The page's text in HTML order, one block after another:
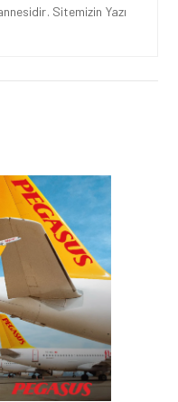
Sitemizin Yazı
• 08 AĞU 2026
YOLLARI’NIN
DÖNÜŞÜM
YIRMIBIRINCI
• 06 AĞU 2026
500’DE
YAZILIM